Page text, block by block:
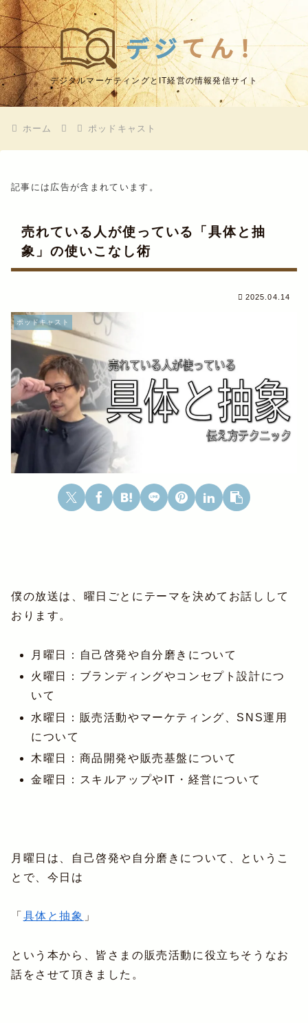
デジタルマーケティングとIT経営の情報発信サイト
ホーム ポッドキャスト
記事には広告が含まれています。
売れている人が使っている「具体と抽
象」の使いこなし術
2025.04.14
ポッドキャスト
僕の放送は、曜日ごとにテーマを決めてお話しして
おります。
月曜日：自己啓発や自分磨きについて
火曜日：ブランディングやコンセプト設計につ
いて
水曜日：販売活動やマーケティング、SNS運用
について
木曜日：商品開発や販売基盤について
金曜日：スキルアップやIT・経営について
月曜日は、自己啓発や自分磨きについて、というこ
とで、今日は
「 具体と抽象 」
という本から、皆さまの販売活動に役立ちそうなお
話をさせて頂きました。